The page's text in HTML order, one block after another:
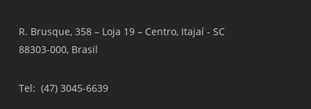
R. Brusque, 358 – Loja 19 – Centro, Itajaí - SC
88303-000, Brasil
Tel: (47) 3045-6639